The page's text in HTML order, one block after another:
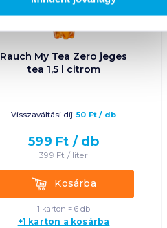
Rauch My Tea Zero jeges
tea 1,5 l citrom
Visszaváltási díj: 50 Ft / db
599 Ft / db
399 Ft / liter
KosárbaKosárba
1 karton = 6 db
+1 karton a kosárba